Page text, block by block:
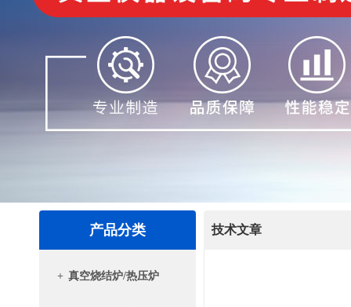
产品分类
+ 真空烧结炉/热压炉
技术文章